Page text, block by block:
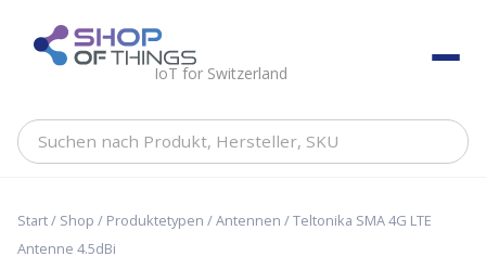
content ShopOfThings
IoT for Switzerland
Suchen
Hersteller,
Start/ Shop / Produktetypen /Antennen / Teltonika SMA 4G LTE
Antenne 4.5dBi